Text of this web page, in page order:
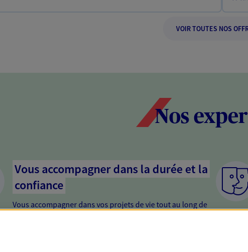
VOIR TOUTES NOS
Nos
Vous accompagner dans la durée et la
confiance
Vous accompagner dans vos projets de vie tout au long de